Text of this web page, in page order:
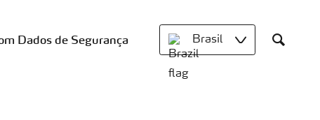
Dados de Segurança Brasil
Search